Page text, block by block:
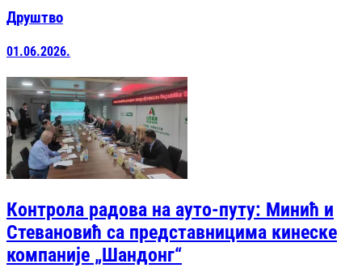
Друштво
01.06.2026.
Контрола радова на ауто-путу: Минић и
Стевановић са представницима кинеске
компаније „Шандонг“